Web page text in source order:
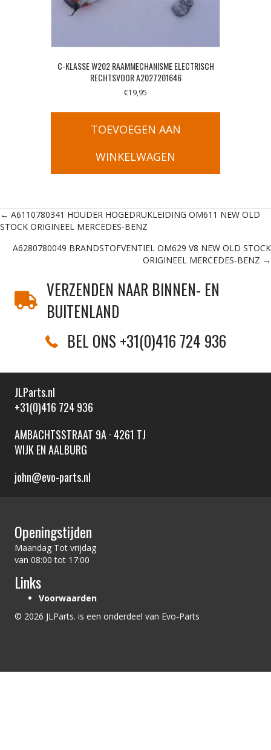
C-KLASSE W202 RAAMMECHANISME ELECTRISCH
RECHTSVOOR A2027201646
€19,95
TOEVOEGEN AAN
WINKELWAGEN
Posts
navigation
← A6110780341 HOUDER HOGEDRUKLEIDING OM611 NEW OLD
STOCK ORIGINEEL MERCEDES-BENZ
A6280780049 BRANDSTOFVENTIEL OM629 V8 NEW OLD STOCK
ORIGINEEL MERCEDES-BENZ →
VERZENDEN NAAR BINNEN- EN
BUITENLAND
BEL ONS +31(0)416 724 936
JLParts.nl
+31(0)416 724 936
AMBACHTSSTRAAT 9A · 4261 TJ
WIJK EN AALBURG
john@evo-parts.nl
Openingstijden
Maandag Tot vrijdag
van 08:00 tot 17:00
Links
Voorwaarden
© 2026 JLParts. is een onderdeel van Evo-Parts